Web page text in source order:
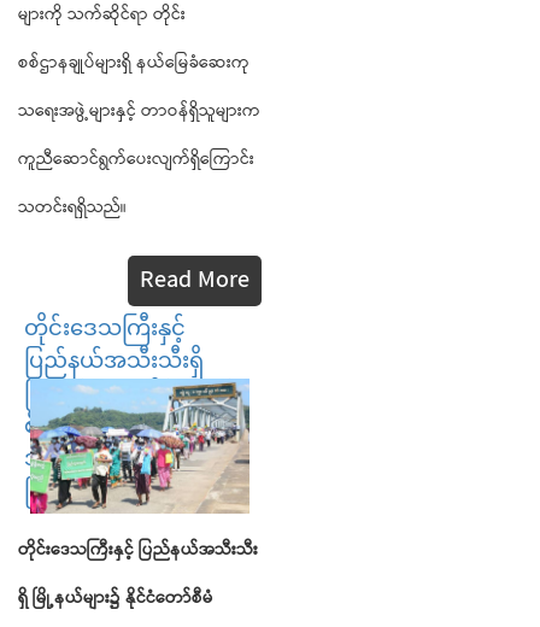
များကို သက်ဆိုင်ရာ တိုင်း
စစ်ဌာနချုပ်များရှိ နယ်မြေခံဆေးကု
သရေးအဖွဲ့များနှင့် တာဝန်ရှိသူများက
ကူညီဆောင်ရွက်ပေးလျက်ရှိကြောင်း
သတင်းရရှိသည်။
Read More
တိုင်းဒေသကြီးနှင့်
ပြည်နယ်အသီးသီးရှိ
မြို့နယ်များ၌ နိုင်ငံတော်
စီမံအုပ်ချုပ်ရေး ကောင်စီ
အား ထောက်ခံပွဲများ
ပြုလုပ် နေပြည်...
တိုင်းဒေသကြီးနှင့်ပြည်နယ်အသီးသီး
ရှိမြို့နယ်များ၌ နိုင်ငံတော်စီမံ